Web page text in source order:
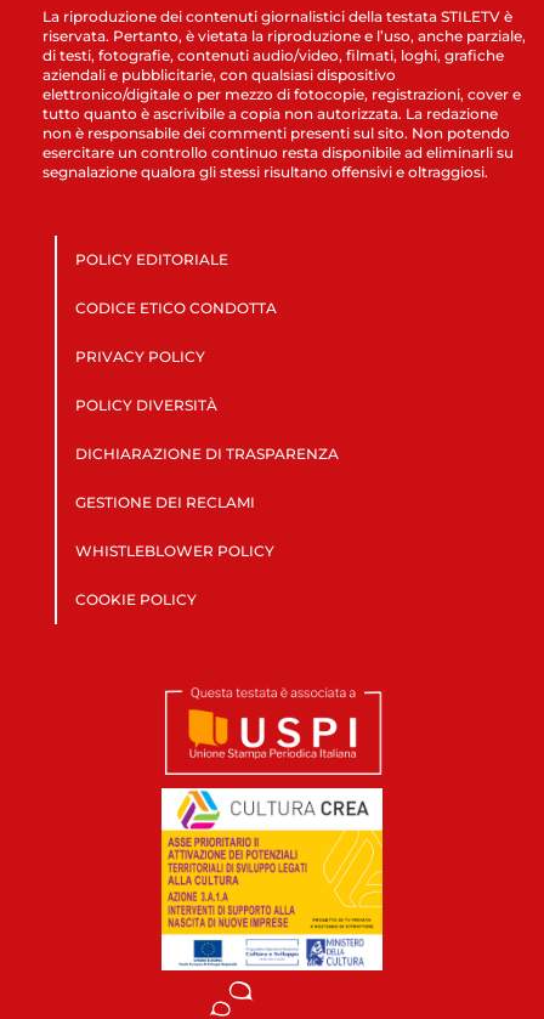
La riproduzione dei contenuti giornalistici della testata STILETV è
riservata. Pertanto, è vietata la riproduzione e l’uso, anche parziale,
di testi, fotografie, contenuti audio/video, filmati, loghi, grafiche
aziendali e pubblicitarie, con qualsiasi dispositivo
elettronico/digitale o per mezzo di fotocopie, registrazioni, cover e
tutto quanto è ascrivibile a copia non autorizzata. La redazione
non è responsabile dei commenti presenti sul sito. Non potendo
esercitare un controllo continuo resta disponibile ad eliminarli su
segnalazione qualora gli stessi risultano offensivi e oltraggiosi.
POLICY EDITORIALE
CODICE ETICO CONDOTTA
PRIVACY POLICY
POLICY DIVERSITÀ
DICHIARAZIONE DI TRASPARENZA
GESTIONE DEI RECLAMI
WHISTLEBLOWER POLICY
COOKIE POLICY